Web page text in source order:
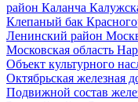
район Каланча
Клепаный бак
Ленинский район
Московская область
Объект культурного
Октябрьская железная
Подвижной состав